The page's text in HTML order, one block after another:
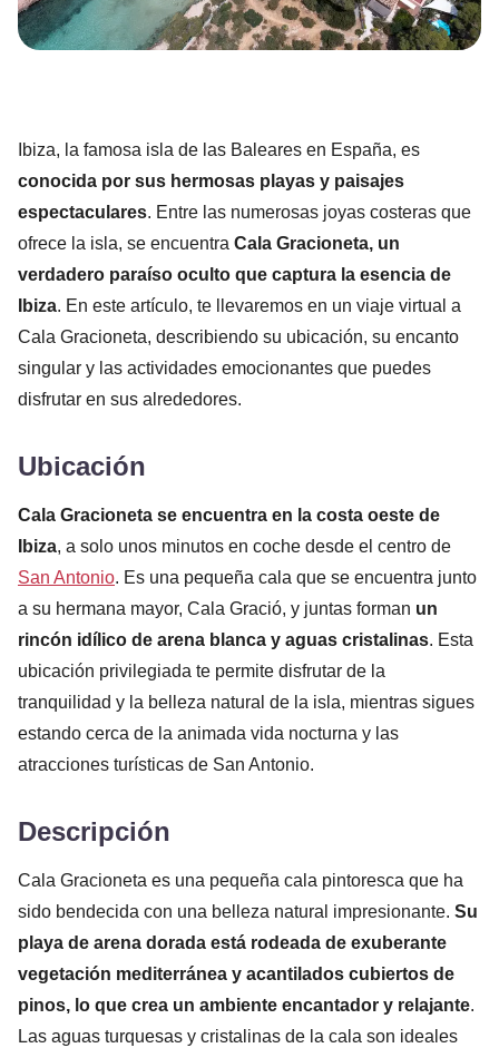
Ibiza, la famosa isla de las Baleares en España, es
conocida por sus hermosas playas y paisajes
espectaculares. Entre las numerosas joyas costeras que
ofrece la isla, se encuentra Cala Gracioneta, un
verdadero paraíso oculto que captura la esencia de
Ibiza. En este artículo, te llevaremos en un viaje virtual a
Cala Gracioneta, describiendo su ubicación, su encanto
singular y las actividades emocionantes que puedes
disfrutar en sus alrededores.
Ubicación
Cala Gracioneta se encuentra en la costa oeste de
Ibiza, a solo unos minutos en coche desde el centro de
San Antonio. Es una pequeña cala que se encuentra junto
a su hermana mayor, Cala Gració, y juntas forman un
rincón idílico de arena blanca y aguas cristalinas. Esta
ubicación privilegiada te permite disfrutar de la
tranquilidad y la belleza natural de la isla, mientras sigues
estando cerca de la animada vida nocturna y las
atracciones turísticas de San Antonio.
Descripción
Cala Gracioneta es una pequeña cala pintoresca que ha
sido bendecida con una belleza natural impresionante. Su
playa de arena dorada está rodeada de exuberante
vegetación mediterránea y acantilados cubiertos de
pinos, lo que crea un ambiente encantador y relajante.
Las aguas turquesas y cristalinas de la cala son ideales